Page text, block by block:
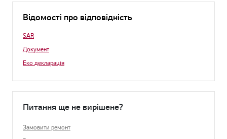
Відомості про відповідність
SAR
Документ
Еко декларація
Питання ще не вирішене?
Замовити ремонт